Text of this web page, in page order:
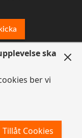
ska
ber vi
Tillåt Cookies